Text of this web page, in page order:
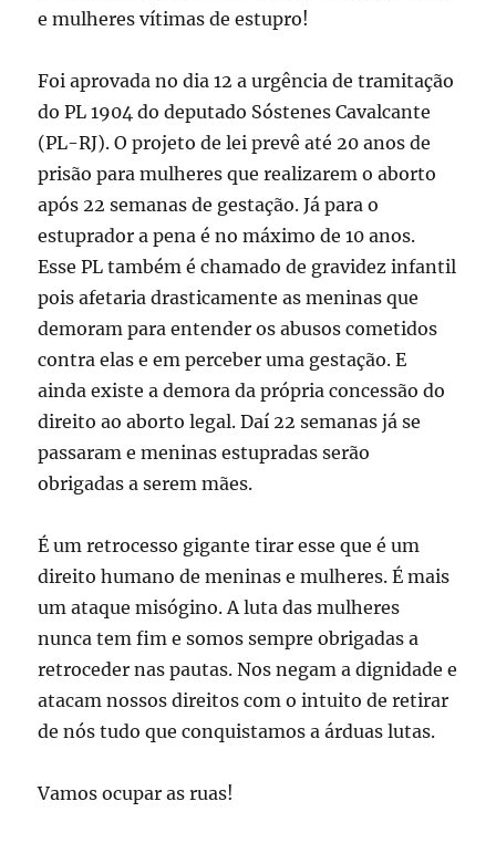
e mulheres vítimas de estupro!
Foi aprovada no dia 12 a urgência de tramitação
do PL 1904 do deputado Sóstenes Cavalcante
(PL-RJ). O projeto de lei prevê até 20 anos de
prisão para mulheres que realizarem o aborto
após 22 semanas de gestação. Já para o
estuprador a pena é no máximo de 10 anos.
Esse PL também é chamado de gravidez infantil
pois afetaria drasticamente as meninas que
demoram para entender os abusos cometidos
contra elas e em perceber uma gestação. E
ainda existe a demora da própria concessão do
direito ao aborto legal. Daí 22 semanas já se
passaram e meninas estupradas serão
obrigadas a serem mães.
É um retrocesso gigante tirar esse que é um
direito humano de meninas e mulheres. É mais
um ataque misógino. A luta das mulheres
nunca tem fim e somos sempre obrigadas a
retroceder nas pautas. Nos negam a dignidade e
atacam nossos direitos com o intuito de retirar
de nós tudo que conquistamos a árduas lutas.
Vamos ocupar as ruas!